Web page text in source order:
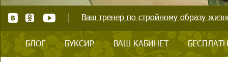
Ваш тренер по стройному образу
БЛОГ БУКСИР ВАШ КАБИНЕТ